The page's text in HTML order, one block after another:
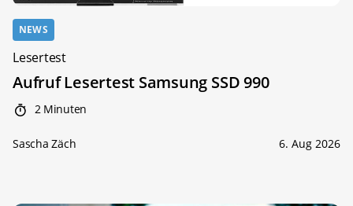
NEWS
Lesertest
Aufruf Lesertest Samsung SSD 990
2 Minuten
Sascha Zäch 6. Aug 2026